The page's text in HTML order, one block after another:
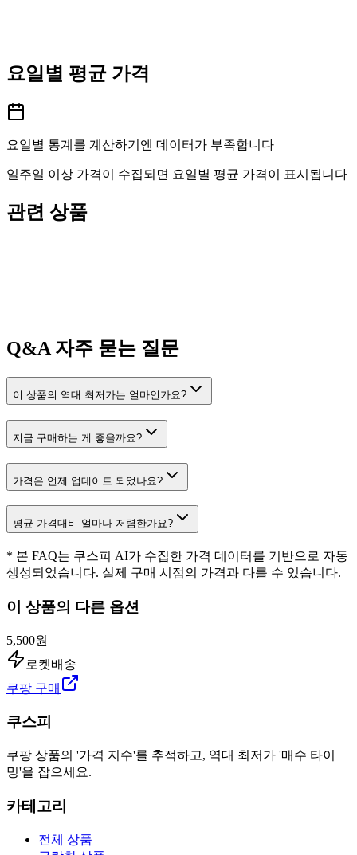
요일별 평균 가격
요일별 통계를 계산하기엔 데이터가 부족합니다
일주일 이상 가격이 수집되면 요일별 평균 가격이 표시됩니다
관련 상품
Q&A자주 묻는 질문
이 상품의 역대 최저가는 얼마인가요?
지금 구매하는 게 좋을까요?
가격은 언제 업데이트 되었나요?
평균 가격대비 얼마나 저렴한가요?
* 본 FAQ는 쿠스피 AI가 수집한 가격 데이터를 기반으로 자동
생성되었습니다. 실제 구매 시점의 가격과 다를 수 있습니다.
이 상품의 다른 옵션
5,500원
로켓배송
쿠팡 구매
쿠스피
쿠팡 상품의 '가격 지수'를 추적하고, 역대 최저가 '매수 타이
밍'을 잡으세요.
카테고리
전체 상품